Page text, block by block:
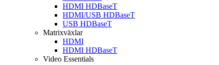
HDMI HDBaseT
HDMI/USB HDBaseT
USB HDBaseT
Matrixväxlar
HDMI
HDMI HDBaseT
Video Essentials